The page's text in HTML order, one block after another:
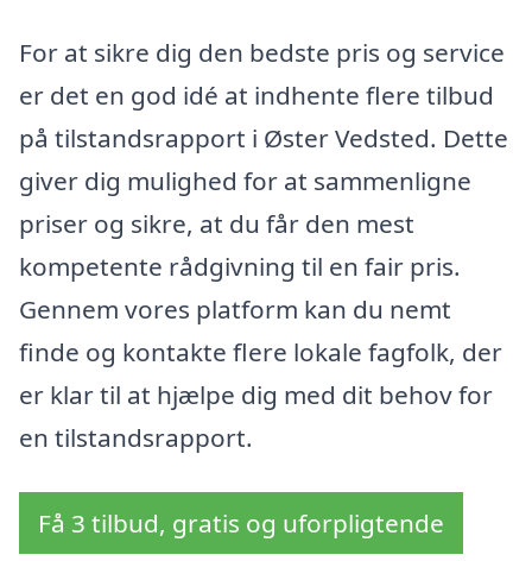
For at sikre dig den bedste pris og service
er det en god idé at indhente flere tilbud
på tilstandsrapport i Øster Vedsted. Dette
giver dig mulighed for at sammenligne
priser og sikre, at du får den mest
kompetente rådgivning til en fair pris.
Gennem vores platform kan du nemt
finde og kontakte flere lokale fagfolk, der
er klar til at hjælpe dig med dit behov for
en tilstandsrapport.
Få 3 tilbud, gratis og uforpligtende